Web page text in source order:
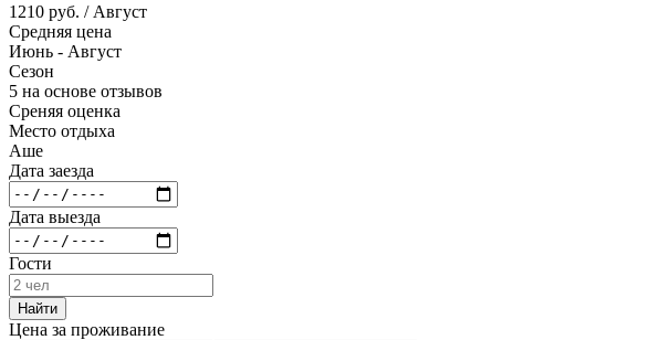
1210 руб. / Август
Средняя цена
Июнь - Август
Сезон
5 на основе отзывов
Среняя оценка
Место отдыха
Аше
Дата заезда
Дата выезда
Гости
Найти
Цена за проживание